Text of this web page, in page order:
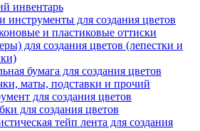
инвентарь
инструменты для создания цветов
и пластиковые оттиски
для создания цветов (лепестки и
бумага для создания цветов
маты, подставки и прочий
для создания цветов
для создания цветов
тейп лента для создания